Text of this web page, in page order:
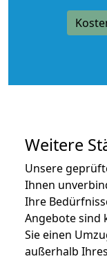
Weitere
Unsere
Ihnen
Ihre
Angebote sind
Sie einen
außerhalb